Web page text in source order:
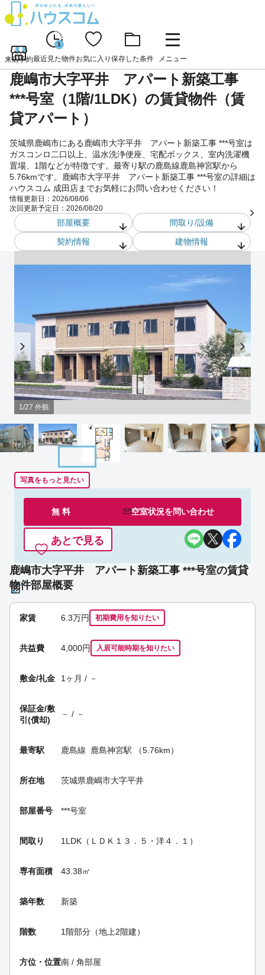
来店予約
1
最近見た物件お気に入り 保存した条件 メニュー
鹿嶋市大字平井 アパート新築工事
***号室（1階/1LDK）の賃貸物件（賃
貸アパート）
茨城県鹿嶋市にある鹿嶋市大字平井 アパート新築工事 ***号室は
ガスコンロ二口以上、温水洗浄便座、宅配ボックス、室内洗濯機
置場、1階などが特徴です。最寄り駅の鹿島線鹿島神宮駅から
5.76kmです。鹿嶋市大字平井 アパート新築工事 ***号室の詳細は
ハウスコム 成田店までお気軽にお問い合わせください！
情報更新日： 2026/08/06
次回更新予定日： 2026/08/20
部屋概要
間取り/設備
契約情報
建物情報
1/27 外観
写真をもっと見たい
無 料 空室状況を問い合わせ
あとで見る
鹿嶋市大字平井 アパート新築工事 ***号室の賃貸
物件部屋概要
家賃 6.3万円 初期費用を知りたい
共益費 4,000円 入居可能時期を知りたい
敷金/礼金 1ヶ月 / －
保証金/敷
引(償却)
－ / －
最寄駅 鹿島線 鹿島神宮駅 （5.76km）
所在地 茨城県鹿嶋市大字平井
部屋番号 ***号室
間取り 1LDK（ＬＤＫ１３．５・洋４．１）
専有面積 43.38㎡
築年数 新築
階数 1階部分（地上2階建）
方位・位置南 / 角部屋